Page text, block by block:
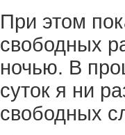
При этом
свободных
ночью. В
суток я ни
свободных